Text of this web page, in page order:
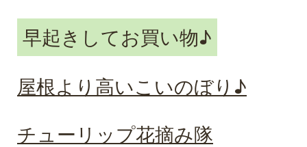
早起きしてお買い物♪
屋根より高いこいのぼり♪
チューリップ花摘み隊